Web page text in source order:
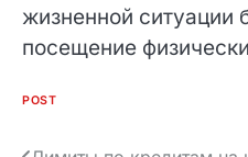
современной
прозрачностью
любой жизненной